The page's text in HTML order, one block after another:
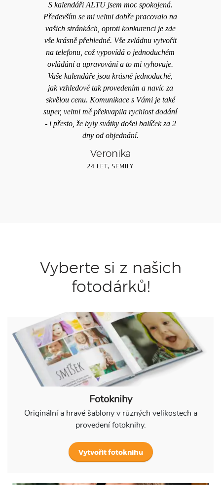
S kalendáři ALTU jsem moc spokojená.
Především se mi velmi dobře pracovalo na
vašich stránkách, oproti konkurenci je zde
vše krásně přehledné. Vše zvládnu vytvořit
na telefonu, což vypovídá o jednoduchém
ovládání a upravování a to mi vyhovuje.
Vaše kalendáře jsou krásně jednoduché,
jak vzhledově tak provedením a navíc za
skvělou cenu. Komunikace s Vámi je také
super, velmi mě překvapila rychlost dodání
- i přesto, že byly svátky došel balíček za 2
dny od objednání.
Veronika
24 LET, SEMILY
Vyberte si z našich
fotodárků!
Fotoknihy
Originální a hravé šablony v různých velikostech a
provedení fotoknihy.
Vytvořit fotoknihu